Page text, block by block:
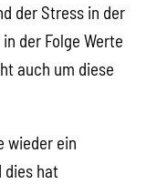
der Stress in der
der Folge Werte
auch um diese
wieder ein
dies hat